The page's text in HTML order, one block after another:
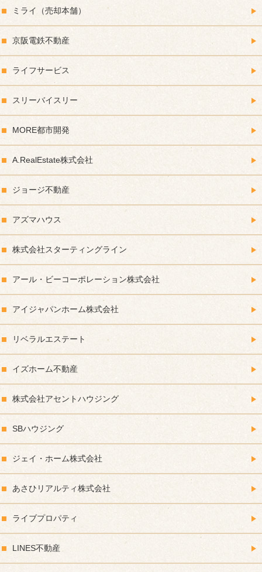
ミライ（売却本舗）
京阪電鉄不動産
ライフサービス
スリーバイスリー
MORE都市開発
A.RealEstate株式会社
ジョージ不動産
アズマハウス
株式会社スターティングライン
アール・ビーコーポレーション株式会社
アイジャパンホーム株式会社
リベラルエステート
イズホーム不動産
株式会社アセントハウジング
SBハウジング
ジェイ・ホーム株式会社
あさひリアルティ株式会社
ライブプロパティ
LINES不動産